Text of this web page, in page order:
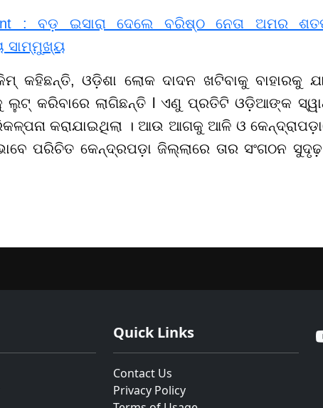
: ବଡ଼ ଇସାରା ଦେଲେ ବରିଷ୍ଠ ନେତା ଅମର
ସାମ୍ମୁଖ୍ୟ
ଓଡ଼ିଶା ଲୋକ ଦାଦନ ଖଟିବାକୁ ବାହାରକୁ
କରିବାରେ ଲାଗିଛନ୍ତି l ଏଣୁ ପ୍ରତିଟି ଓଡ଼ିଆଙ୍କ
କରାଯାଇଥିଲା । ଆଉ ଆଗକୁ ଆଳି ଓ
ଭାବେ ପରିଚିତ କେନ୍ଦ୍ରପଡ଼ା ଜିଲ୍ଲାରେ ତାର ସଂଗଠନ
Quick Links
Contact Us
Privacy Policy